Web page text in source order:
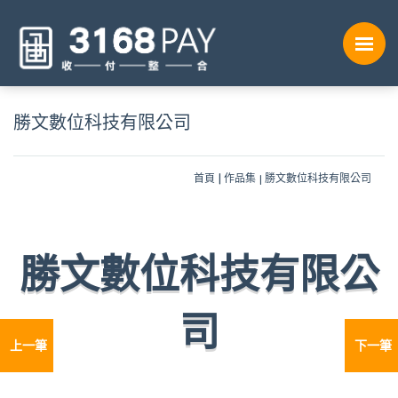
勝文數位科技有限公司
首頁 作品集 勝文數位科技有限公司
上一筆 下一筆
勝文數位科技有限公
司